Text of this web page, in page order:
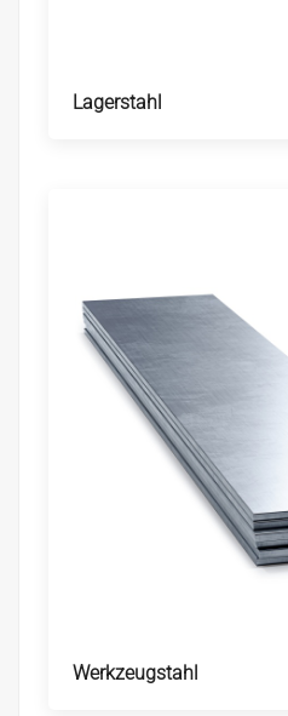
Lagerstahl
Werkzeugstahl